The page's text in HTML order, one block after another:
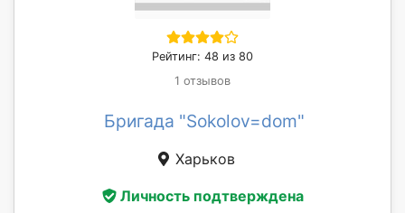
Рейтинг: 48 из 80
1 отзывов
Бригада "Sokolov=dom"
Харьков
Личность подтверждена